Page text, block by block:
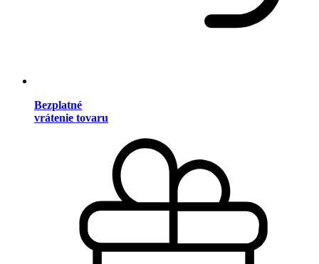
Bezplatné
vrátenie tovaru